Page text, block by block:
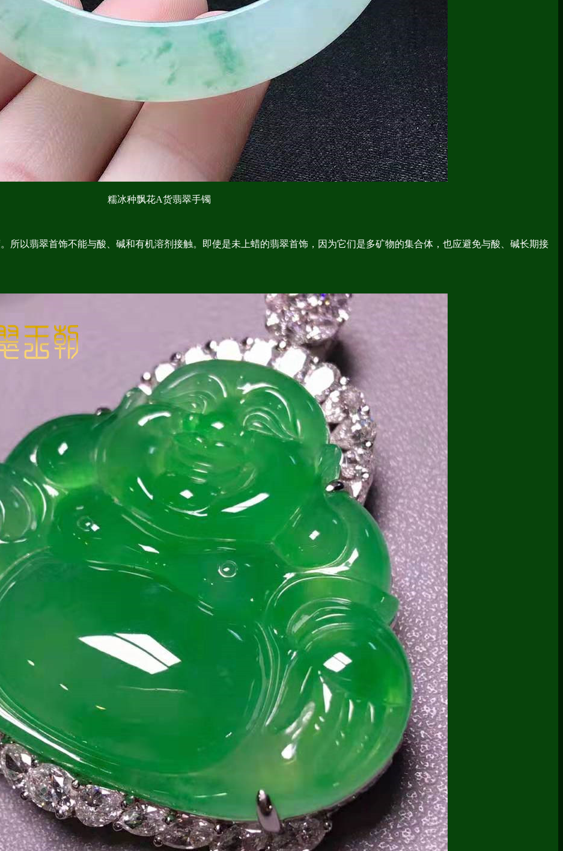
糯冰种飘花A货翡翠手镯
以翡翠首饰不能与酸、碱和有机溶剂接触。即使是未上蜡的翡翠首饰，因为它们是多矿物的集合体，也应避免与酸、碱长期接